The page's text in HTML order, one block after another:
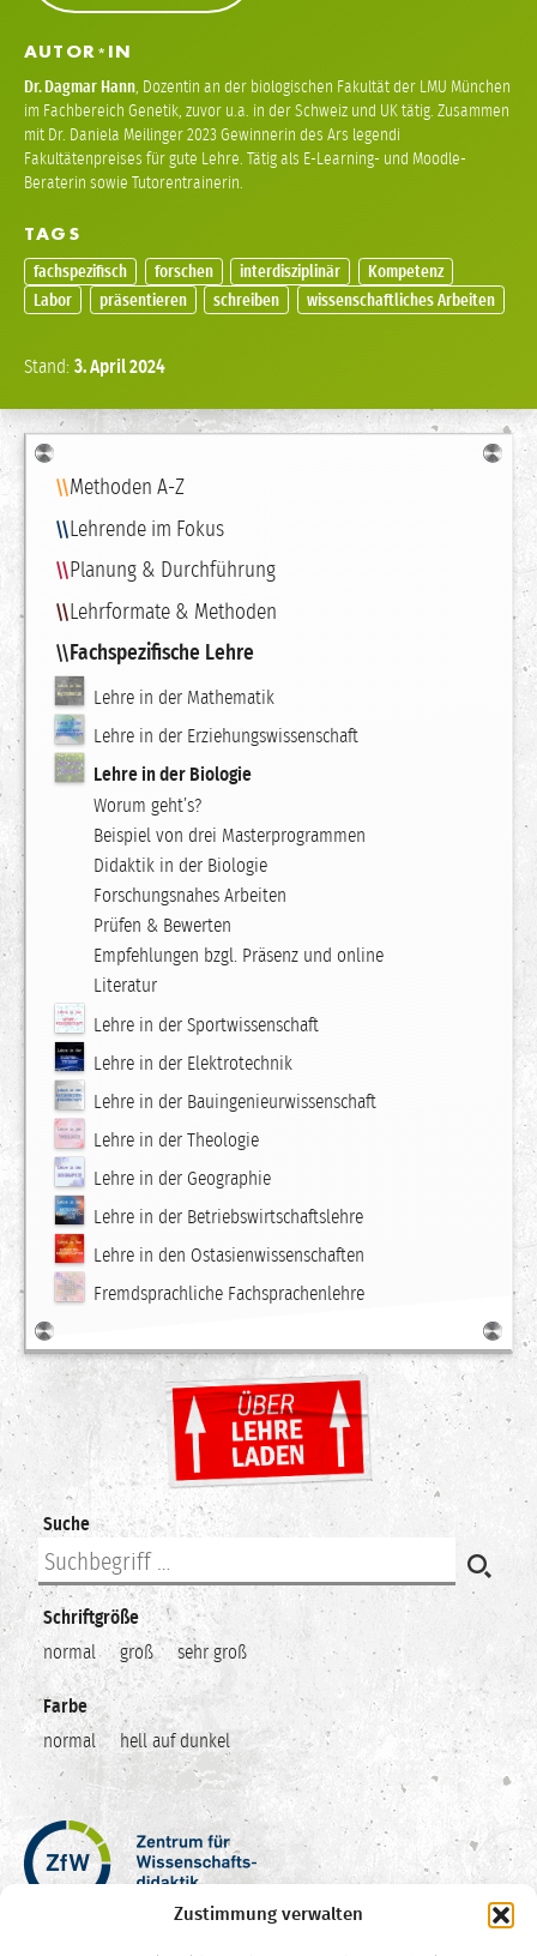
Zustimmung verwalten
AUTOR* IN
Dr.Dagmar Hann, Dozentin an der biologischen Fakultät der LMU München
im Fachbereich Genetik, zuvor u.a. in der Schweiz und UK tätig. Zusammen
mit Dr. Daniela Meilinger 2023 Gewinnerin des Ars legendi
Fakultätenpreises für gute Lehre. Tätig als E-Learning- und Moodle-
Beraterin sowie Tutorentrainerin.
TAGS
fachspezifisch forschen interdisziplinär
Kompetenz
Labor
präsentieren schreiben wissenschaftliches Arbeiten
Stand: 3.April2024
Navigation
Methoden A-Z
Lehrende im Fokus
Planung & Durchführung
Lehrformate & Methoden
Fachspezifische Lehre
Lehre in der Mathematik
Lehre in der Erziehungswissenschaft
Lehre in der Biologie
Worum geht’s?
Beispiel von drei Masterprogrammen
Didaktik in der Biologie
Forschungsnahes Arbeiten
Prüfen & Bewerten
Empfehlungen bzgl. Präsenz und online
Literatur
Lehre in der Sportwissenschaft
Lehre in der Elektrotechnik
Lehre in der Bauingenieurwissenschaft
Lehre in der Theologie
Lehre in der Geographie
Lehre in der Betriebswirtschaftslehre
Lehre in den Ostasienwissenschaften
Fremdsprachliche Fachsprachenlehre
Suche
Schriftgröße
normal
groß sehr groß
Farbe
normal
hell auf dunkel
Zentrum
für
Wissenschaftsdidaktik